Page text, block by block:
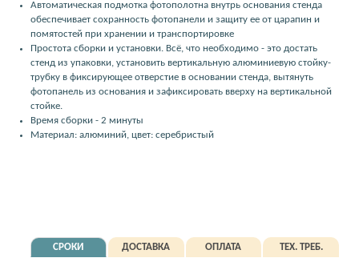
Автоматическая подмотка фотополотна внутрь основания стенда
обеспечивает сохранность фотопанели и защиту ее от царапин и
помятостей при хранении и транспортировке
Простота сборки и установки. Всё, что необходимо - это достать
стенд из упаковки, установить вертикальную алюминиевую стойку-
трубку в фиксирующее отверстие в основании стенда, вытянуть
фотопанель из основания и зафиксировать вверху на вертикальной
стойке.
Время сборки - 2 минуты
Материал: алюминий, цвет: серебристый
СРОКИ ДОСТАВКА ОПЛАТА ТЕХ. ТРЕБ.